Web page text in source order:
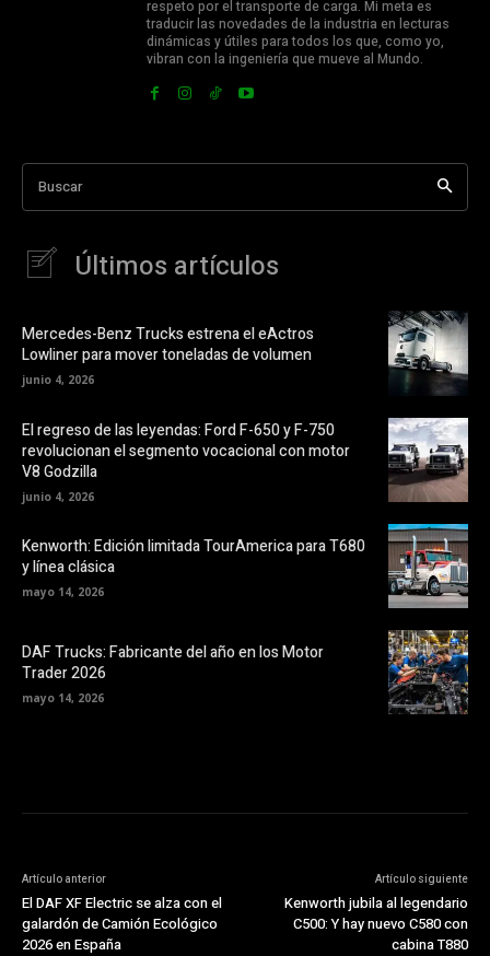
respeto por el transporte de carga. Mi meta es
traducir las novedades de la industria en lecturas
dinámicas y útiles para todos los que, como yo,
vibran con la ingeniería que mueve al Mundo.
Buscar
Últimos artículos
Mercedes-Benz Trucks estrena el eActros
Lowliner para mover toneladas de volumen
junio 4, 2026
El regreso de las leyendas: Ford F-650 y F-750
revolucionan el segmento vocacional con motor
V8 Godzilla
junio 4, 2026
Kenworth: Edición limitada TourAmerica para T680
y línea clásica
mayo 14, 2026
DAF Trucks: Fabricante del año en los Motor
Trader 2026
mayo 14, 2026
Artículo anterior
El DAF XF Electric se alza con el
galardón de Camión Ecológico
2026 en España
Artículo siguiente
Kenworth jubila al legendario
C500: Y hay nuevo C580 con
cabina T880